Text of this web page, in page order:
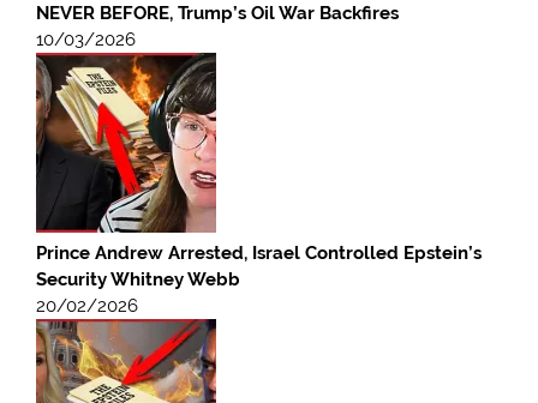
NEVER BEFORE, Trump’s Oil War Backfires
10/03/2026
Prince Andrew Arrested, Israel Controlled Epstein’s
Security Whitney Webb
20/02/2026